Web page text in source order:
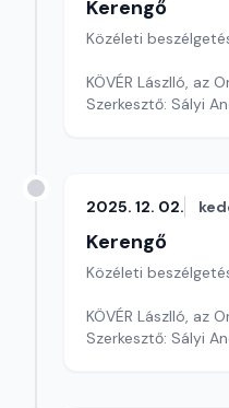
Kerengő
Közéleti
KÖVÉR Lászlló, az
Szerkesztő: Sályi
2025. 12. 02.
Kerengő
Közéleti
KÖVÉR Lászlló, az
Szerkesztő: Sályi